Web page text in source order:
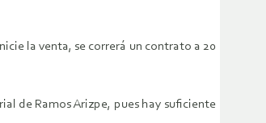
la venta, se correrá un contrato a 20
de Ramos Arizpe, pues hay suficiente